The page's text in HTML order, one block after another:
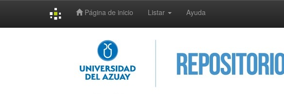
Página de inicio Listar Ayuda